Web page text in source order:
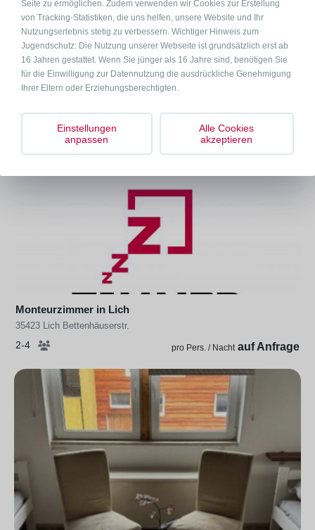
Monteurzimmer in Gießen
35398 Gießen Rodheimer Str. +
Monteurzimmer in Lich
35423 Lich Bettenhäuserstr.
2-4 pro Pers. / Nacht auf Anfrage
Seite zu ermöglichen. Zudem verwenden wir Cookies zur Erstellung
von Tracking-Statistiken, die uns helfen, unsere Website und Ihr
Nutzungserlebnis stetig zu verbessern. Wichtiger Hinweis zum
Jugendschutz: Die Nutzung unserer Webseite ist grundsätzlich erst ab
16 Jahren gestattet. Wenn Sie jünger als 16 Jahre sind, benötigen Sie
für die Einwilligung zur Datennutzung die ausdrückliche Genehmigung
Ihrer Eltern oder Erziehungsberechtigten.
Einstellungen
anpassen
Alle Cookies
akzeptieren